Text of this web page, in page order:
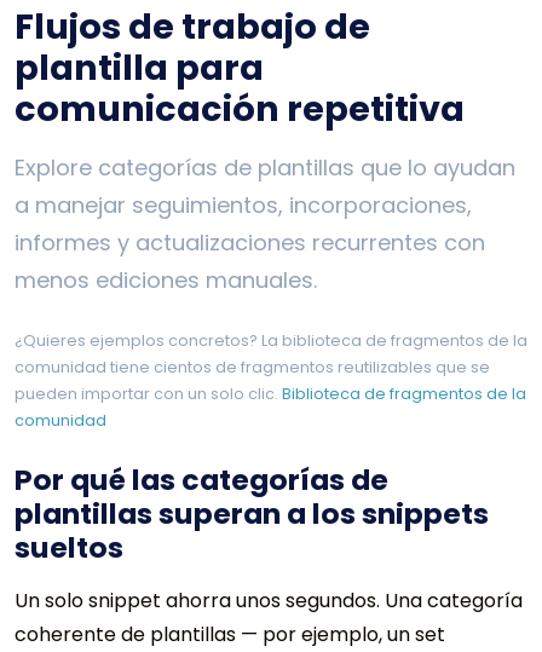
Flujos de trabajo de
plantilla para
comunicación repetitiva
Explore categorías de plantillas que lo ayudan
a manejar seguimientos, incorporaciones,
informes y actualizaciones recurrentes con
menos ediciones manuales.
¿Quieres ejemplos concretos? La biblioteca de fragmentos de la
comunidad tiene cientos de fragmentos reutilizables que se
pueden importar con un solo clic. Biblioteca de fragmentos de la
comunidad
Por qué las categorías de
plantillas superan a los snippets
sueltos
Un solo snippet ahorra unos segundos. Una categoría
coherente de plantillas — por ejemplo, un set